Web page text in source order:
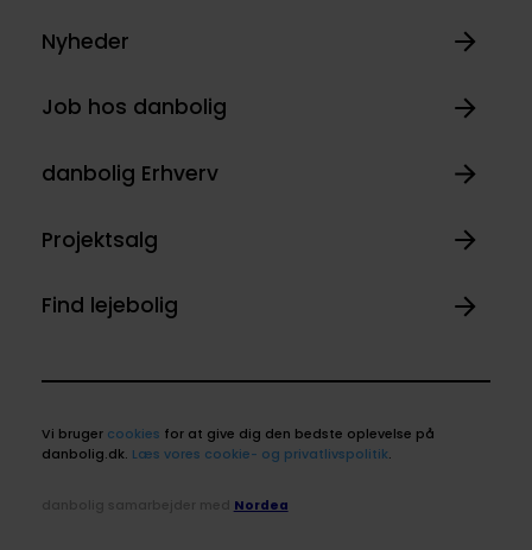
Nyheder
Job hos danbolig
danbolig Erhverv
Projektsalg
Find lejebolig
Vi bruger cookies for at give dig den bedste oplevelse på
danbolig.dk. Læs vores cookie- og privatlivspolitik.
Nordea